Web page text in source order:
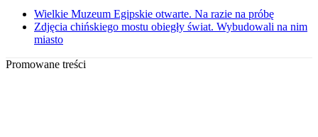
Wielkie Muzeum Egipskie otwarte. Na razie na próbę
Zdjęcia chińskiego mostu obiegły świat. Wybudowali na nim
miasto
Promowane treści